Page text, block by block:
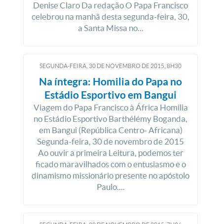
Denise Claro Da redação O Papa Francisco
celebrou na manhã desta segunda-feira, 30,
a Santa Missa no...
SEGUNDA-FEIRA, 30 DE NOVEMBRO DE 2015, 8H30
Na íntegra: Homilia do Papa no
Estádio Esportivo em Bangui
Viagem do Papa Francisco à África Homilia
no Estádio Esportivo Barthélémy Boganda,
em Bangui (República Centro- Africana)
Segunda-feira, 30 de novembro de 2015
Ao ouvir a primeira Leitura, podemos ter
ficado maravilhados com o entusiasmo e o
dinamismo missionário presente no apóstolo
Paulo....